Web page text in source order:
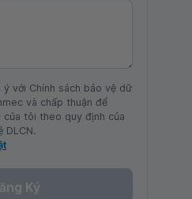
ý với Chính sách bảo vệ dữ
và chấp thuận để
của tôi theo quy định của
DLCN.
Ký